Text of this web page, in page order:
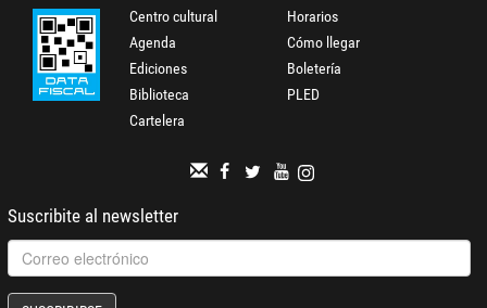
Centro cultural
Agenda
Ediciones
Biblioteca
Cartelera
Horarios
Cómo llegar
Boletería
PLED
Suscribite al newsletter